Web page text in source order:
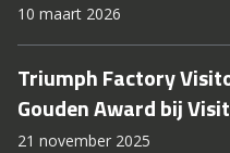
10 maart 2026
Triumph Factory
Gouden Award bij
21 november 2025